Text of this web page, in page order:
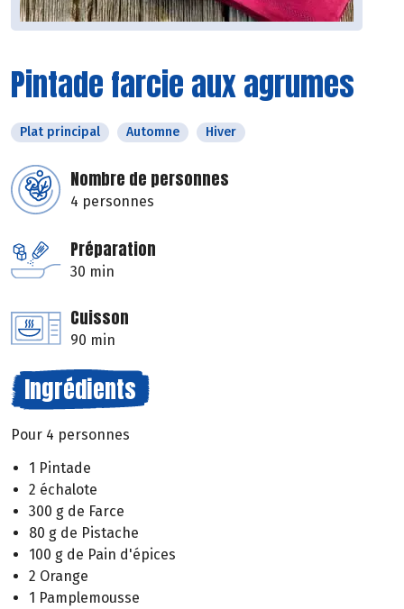
Pintade farcie aux agrumes
Plat principal Automne Hiver
Nombre de personnes
4 personnes
Préparation
30 min
Cuisson
90 min
Ingrédients
Pour 4 personnes
1 Pintade
2 échalote
300 g de Farce
80 g de Pistache
100 g de Pain d'épices
2 Orange
1 Pamplemousse